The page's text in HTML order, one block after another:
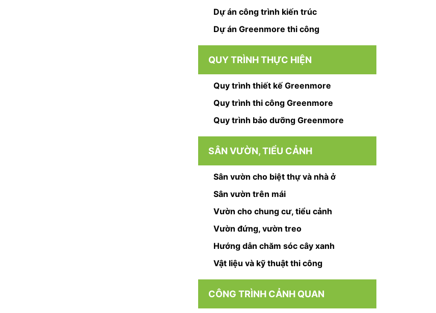
Dự án công trình kiến trúc
Dự án Greenmore thi công
QUY TRÌNH THỰC HIỆN
Quy trình thiết kế Greenmore
Quy trình thi công Greenmore
Quy trình bảo dưỡng Greenmore
SÂN VƯỜN, TIỂU CẢNH
Sân vườn cho biệt thự và nhà ở
Sân vườn trên mái
Vườn cho chung cư, tiểu cảnh
Vườn đứng, vườn treo
Hướng dẫn chăm sóc cây xanh
Vật liệu và kỹ thuật thi công
CÔNG TRÌNH CẢNH QUAN